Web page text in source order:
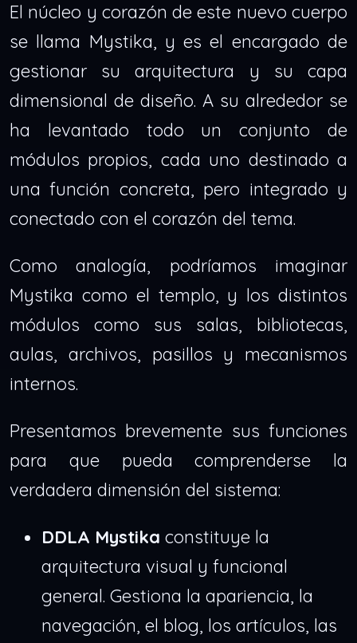
El núcleo y corazón de este nuevo cuerpo
se llama Mystika, y es el encargado de
gestionar su arquitectura y su capa
dimensional de diseño. A su alrededor se
ha levantado todo un conjunto de
módulos propios, cada uno destinado a
una función concreta, pero integrado y
conectado con el corazón del tema.
Como analogía, podríamos imaginar
Mystika como el templo, y los distintos
módulos como sus salas, bibliotecas,
aulas, archivos, pasillos y mecanismos
internos.
Presentamos brevemente sus funciones
para que pueda comprenderse la
verdadera dimensión del sistema:
DDLA Mystika constituye la
arquitectura visual y funcional
general. Gestiona la apariencia, la
navegación, el blog, los artículos, las